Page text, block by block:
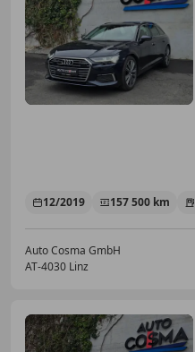
12/2019 157 500 km
Auto Cosma GmbH
AT-4030 Linz